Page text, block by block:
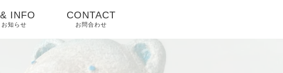
INFO
知らせ
CONTACT
お問合わせ